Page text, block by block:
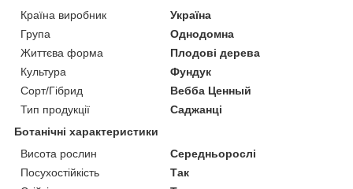
Країна виробник
Україна
Група
Однодомна
Життєва форма
Плодові дерева
Культура
Фундук
Сорт/Гібрид
Вебба Ценный
Тип продукції
Саджанці
Ботанічні характеристики
Висота рослин
Середньорослі
Посухостійкість
Так